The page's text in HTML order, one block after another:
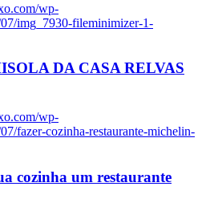
wp-
img_7930-fileminimizer-1-
DA CASA RELVAS
wp-
fazer-cozinha-restaurante-michelin-
cozinha um restaurante